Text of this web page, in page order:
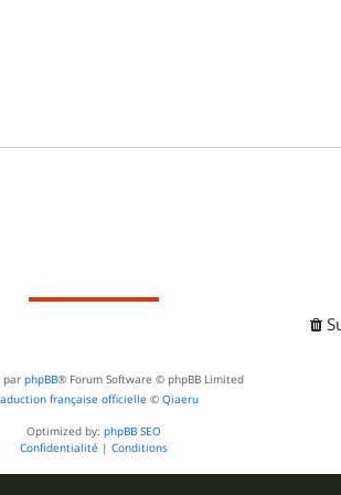
e
par phpBB® Forum Software © phpBB Limited
française officielle © Qiaeru
Optimized by: phpBB SEO
Confidentialité | Conditions